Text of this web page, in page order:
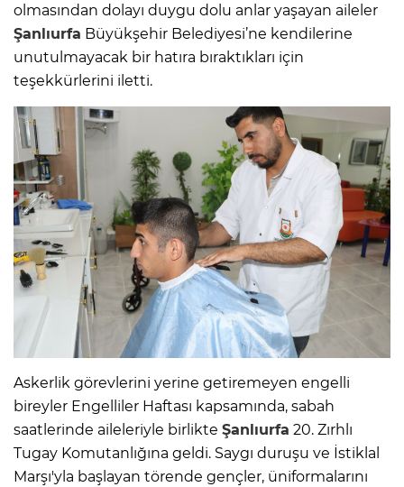
olmasından dolayı duygu dolu anlar yaşayan aileler
Şanlıurfa Büyükşehir Belediyesi’ne kendilerine
unutulmayacak bir hatıra bıraktıkları için
teşekkürlerini iletti.
Askerlik görevlerini yerine getiremeyen engelli
bireyler Engelliler Haftası kapsamında, sabah
saatlerinde aileleriyle birlikte Şanlıurfa 20. Zırhlı
Tugay Komutanlığına geldi. Saygı duruşu ve İstiklal
Marşı'yla başlayan törende gençler, üniformalarını